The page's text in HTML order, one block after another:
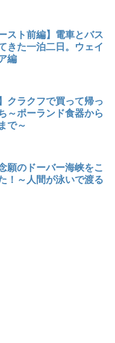
スト前編】電車とバス
きた一泊二日。ウェイ
編
クラクフで買って帰っ
～ポーランド食器から
で～
願のドーバー海峡をこ
！～人間が泳いで渡る